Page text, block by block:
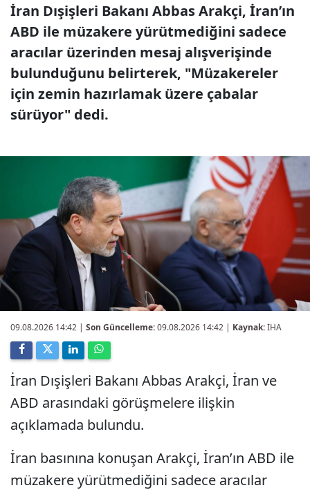
İran Dışişleri Bakanı Abbas Arakçi, İran’ın
ABD ile müzakere yürütmediğini sadece
aracılar üzerinden mesaj alışverişinde
bulunduğunu belirterek, "Müzakereler
için zemin hazırlamak üzere çabalar
sürüyor" dedi.
09.08.2026 14:42 | Son Güncelleme:09.08.2026 14:42 | Kaynak:İHA
İran Dışişleri Bakanı Abbas Arakçi, İran ve
ABD arasındaki görüşmelere ilişkin
açıklamada bulundu.
İran basınına konuşan Arakçi, İran’ın ABD ile
müzakere yürütmediğini sadece aracılar